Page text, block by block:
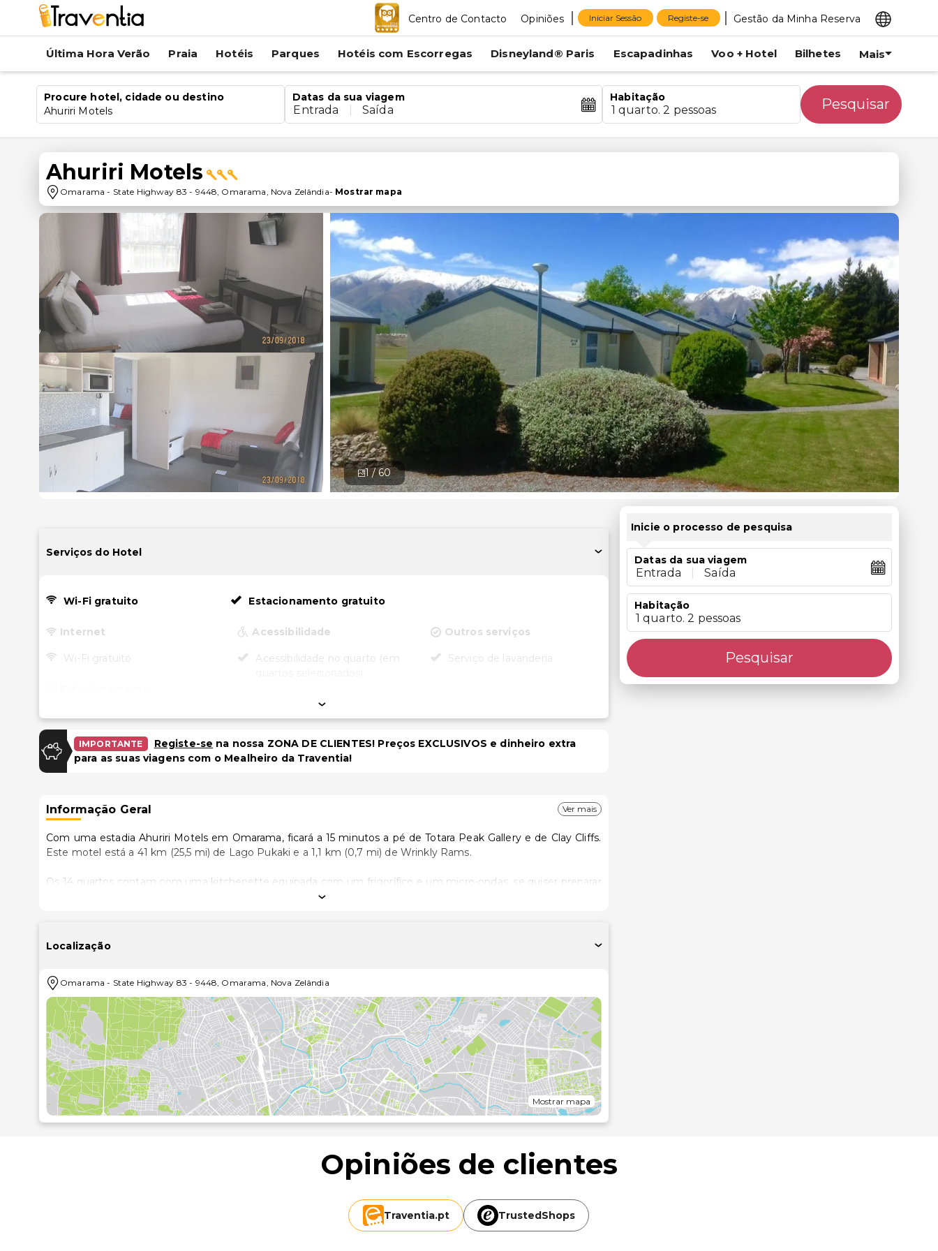
Centro de Contacto Opiniões Iniciar Sessão Registe-se Gestão da Minha Reserva
Última Hora Verão Praia Hotéis Parques Hotéis com Escorregas Disneyland® Paris Escapadinhas Voo + Hotel Bilhetes Mais
Procure hotel, cidade ou destino
Ahuriri Motels
Datas da sua viagem
Entrada Saída
Habitação
1 quarto. 2 pessoas Pesquisar
Ahuriri Motels
Omarama - State Highway 83 - 9448, Omarama, Nova Zelândia- Mostrar mapa
1 /60
Serviços do Hotel
Wi-Fi gratuito Estacionamento gratuito
Internet
Wi-Fi gratuito
Estacionamento gratuito
Acessibilidade
Acessibilidade no quarto (em
Outros serviços
Serviço de lavanderia
IMPORTANTE Registe-se na nossa ZONA DE CLIENTES! Preços EXCLUSIVOS e dinheiro extra
para as suas viagens com o Mealheiro da Traventia!
Informação Geral Ver mais
Com uma estadia Ahuriri Motels em Omarama, ficará a 15 minutos a pé de Totara Peak Gallery e de Clay Cliffs.
Este motel está a 41 km (25,5 mi) de Lago Pukaki e a 1,1 km (0,7 mi) de Wrinkly Rams.
Os 14 quartos contam com uma kitchenette equipada com um frigorífico e um micro-ondas, se quiser preparar
aquele prato especial. Ao final do dia, aproveite para assistir a uma seleção de canais via satélite no seu televisor
Desfrute de fantásticas vistas a partir do jardim ou tire partido das várias comodidades e serviços ao seu dispor,
Se quiser petiscar no conforto dos lençóis, dê uma vista de olhos pela ementa do serviço de quarto.
Armazenamento de bagagem e uma lavandaria estão entre o leque de comodidades oferecidas por Este
motel. Há estacionamento grátis no local.
As distâncias são apresentadas à 0,1 milha e ao quilómetro mais próximo.
Totara Peak Gallery - 0,6 km/0,4 mi
Clay Cliffs - 1,1 km/0,7 mi
Wrinkly Rams - 1,1 km/0,7 mi
Localização
Omarama - State Highway 83 - 9448, Omarama, Nova Zelândia
Mostrar mapa
Inicie o processo de pesquisa
Datas da sua viagem
Entrada Saída
Habitação
1 quarto. 2 pessoas
Pesquisar
Opiniões de clientes
Traventia.pt TrustedShops